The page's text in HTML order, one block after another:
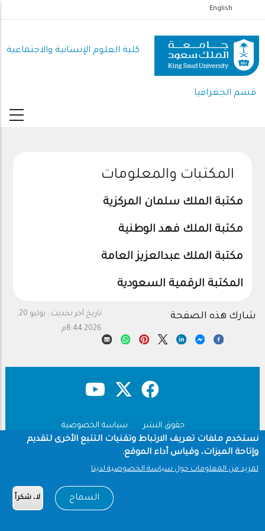
إلى
المحتوى
الرئيسي
English
كلية العلوم اﻹنسانية واﻻجتماعية
قسم الجغرافيا
المكتبات والمعلومات
مكتبة الملك سلمان المركزية
مكتبة الملك فهد الوطنية
مكتبة الملك عبدالعزيز العامة
المكتبة الرقمية السعودية
تاريخ آخر تحديث :
يوليو 20,
2026 8:44م
شارك هذه الصفحة
حقوق النشر
سياسة الخصوصية
شروط الاستخدام
Copyright © 1960-2026 جامعة الملك سعود
نستخدم ملفات تعريف الارتباط وتقنيات التتبع الأخرى لتقديم
وإتاحة الميزات، وقياس أداء الموقع.
لمزيد من المعلومات حول سياسة الخصوصية لدينا
السماح لا، شكراً